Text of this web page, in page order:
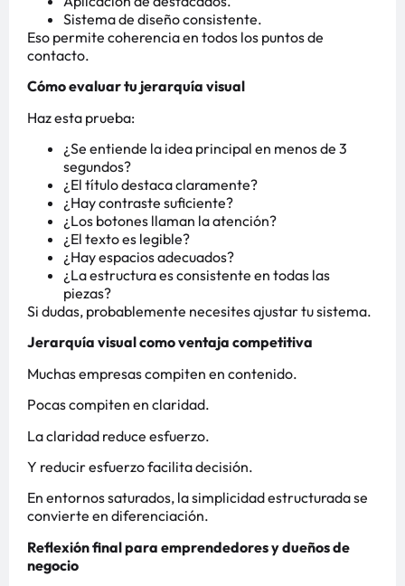
Sistema de diseño consistente.
Eso permite coherencia en todos los puntos de
contacto.
Cómo evaluar tu jerarquía visual
Haz esta prueba:
¿Se entiende la idea principal en menos de 3
segundos?
¿El título destaca claramente?
¿Hay contraste suficiente?
¿Los botones llaman la atención?
¿El texto es legible?
¿Hay espacios adecuados?
¿La estructura es consistente en todas las
piezas?
Si dudas, probablemente necesites ajustar tu sistema.
Jerarquía visual como ventaja competitiva
Muchas empresas compiten en contenido.
Pocas compiten en claridad.
La claridad reduce esfuerzo.
Y reducir esfuerzo facilita decisión.
En entornos saturados, la simplicidad estructurada se
convierte en diferenciación.
Reflexión final para emprendedores y dueños de
negocio